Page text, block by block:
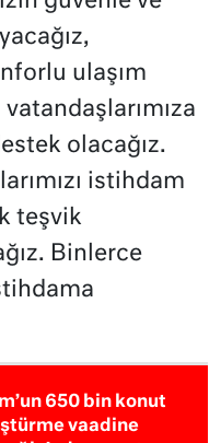
ulaşım
olacağız.
istihdam
teşvik
Binlerce
650 bin konut
vaadine